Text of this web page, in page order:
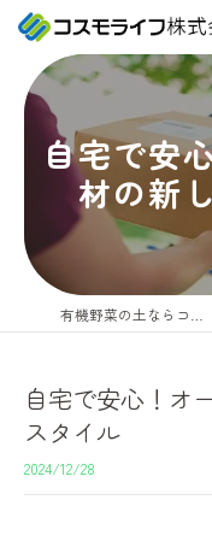
自宅で安
材の新
自宅で安心！オ
スタイル
2024/12/28